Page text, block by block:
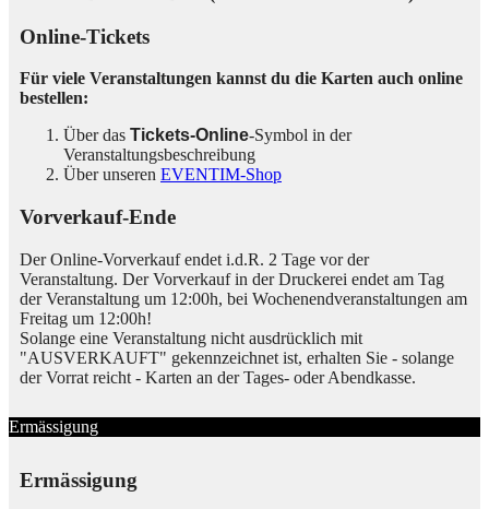
Online-Tickets
Für viele Veranstaltungen kannst du die Karten auch online
bestellen:
Über das Tickets-Online-Symbol in der
Veranstaltungsbeschreibung
Über unseren EVENTIM-Shop
Vorverkauf-Ende
Der Online-Vorverkauf endet i.d.R. 2 Tage vor der
Veranstaltung. Der Vorverkauf in der Druckerei endet am Tag
der Veranstaltung um 12:00h, bei Wochenendveranstaltungen am
Freitag um 12:00h!
Solange eine Veranstaltung nicht ausdrücklich mit
"AUSVERKAUFT" gekennzeichnet ist, erhalten Sie - solange
der Vorrat reicht - Karten an der Tages- oder Abendkasse.
Ermässigung
Ermässigung